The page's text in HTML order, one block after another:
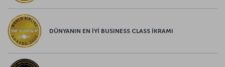
DÜNYANIN EN İYİ BUSINESS CLASS İKRAMI